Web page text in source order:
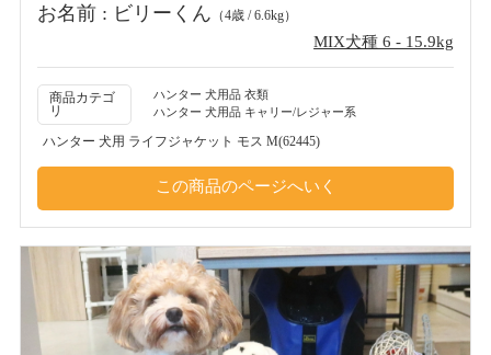
お名前 : ビリーくん （4歳 / 6.6kg）
MIX犬種 6 - 15.9kg
商品カテゴ
リ
ハンター 犬用品 衣類
ハンター 犬用品 キャリー/レジャー系
ハンター 犬用 ライフジャケット モス M(62445)